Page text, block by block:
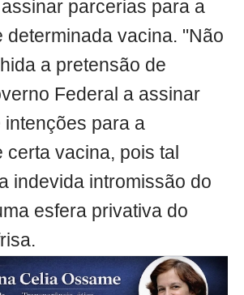
parcerias para a
determinada vacina. "Não
a pretensão de
Federal a assinar
intenções para a
certa vacina, pois tal
indevida intromissão do
esfera privativa do